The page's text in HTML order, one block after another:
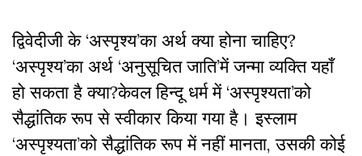
द्विवेदीजी के ‘अस्पृश्य’का अर्थ क्या होना चाहिए?
‘अस्पृश्य’का अर्थ ‘अनुसूचित जाति’में जन्मा व्यक्ति यहाँ
हो सकता है क्या?केवल हिन्दू धर्म में ‘अस्पृश्यता’को
सैद्धांतिक रूप से स्वीकार किया गया है। इस्लाम
‘अस्पृश्यता’को सैद्धांतिक रूप में नहीं मानता, उसकी कोई